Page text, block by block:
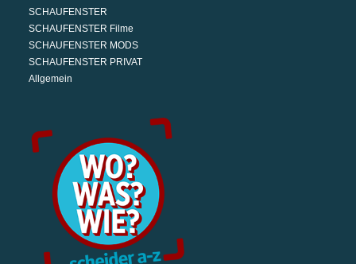
SCHAUFENSTER
SCHAUFENSTER Filme
SCHAUFENSTER MODS
SCHAUFENSTER PRIVAT
Allgemein